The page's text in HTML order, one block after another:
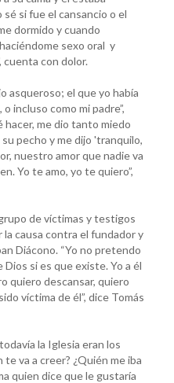
si fue el cansancio o el
dormido y cuando
sexo oral y
cuenta con dolor.
asqueroso; el que yo había
incluso como mi padre”,
hacer, me dio tanto miedo
pecho y me dijo 'tranquilo,
nuestro amor que nadie va
Yo te amo, yo te quiero”,
de víctimas y testigos
causa contra el fundador y
Diácono. “Yo no pretendo
si es que existe. Yo a él
quiero descansar, quiero
víctima de él”, dice Tomás
la Iglesia eran los
va a creer? ¿Quién me iba
quien dice que le gustaría